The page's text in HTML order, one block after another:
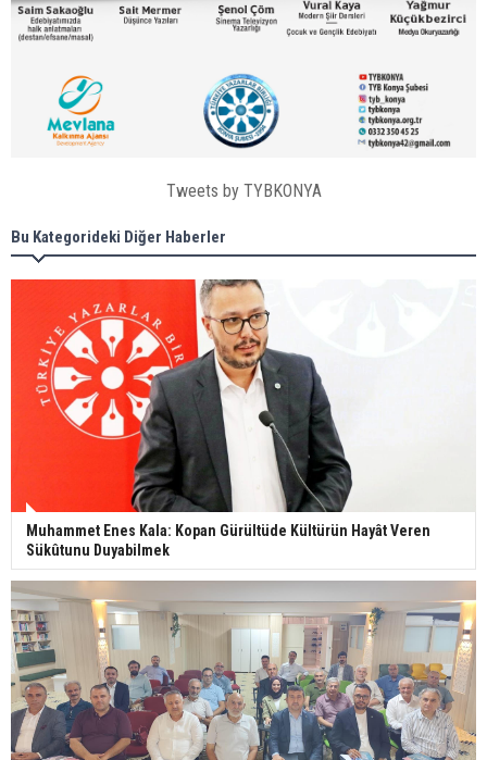
Tweets by TYBKONYA
Bu Kategorideki Diğer Haberler
Muhammet Enes Kala: Kopan Gürültüde Kültürün Hayât Veren
Sükûtunu Duyabilmek